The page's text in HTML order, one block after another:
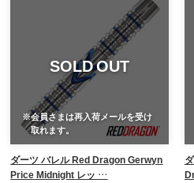
SOLD OUT
※会員さまは再入荷メールを受け
取れます。
ダーツ バレル Red Dragon Gerwyn
Price Midnight レッ …